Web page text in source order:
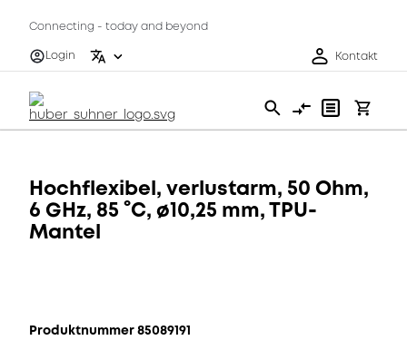
Connecting - today and beyond
Login
Kontakt
Hochflexibel, verlustarm, 50 Ohm,
6 GHz, 85 °C, ø10,25 mm, TPU-
Mantel
Produktnummer 85089191